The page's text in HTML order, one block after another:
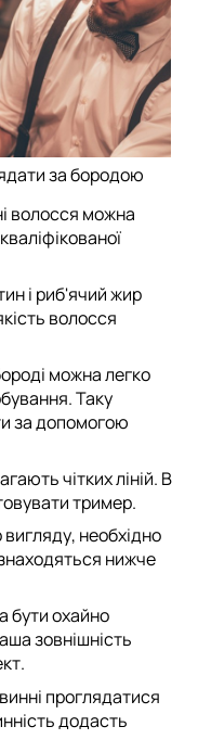
за бородою
волосся можна
і риб'ячий жир
волосся
можна легко
Таку
за допомогою
чітких ліній. В
тример.
необхідно
нижче
бути охайно
зовнішність
проглядатися
додасть